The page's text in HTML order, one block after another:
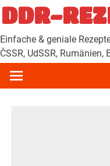
Zum
Inhalt
springen
DDR-
Einfache & geniale
ČSSR, UdSSR, Rumänien,